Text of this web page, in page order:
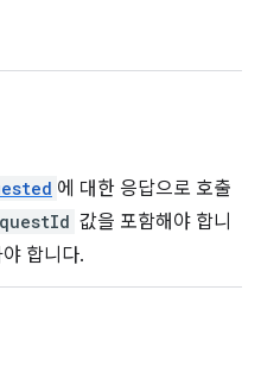
에 대한 응답으로 호출
값을 포함해야 합니
합니다.